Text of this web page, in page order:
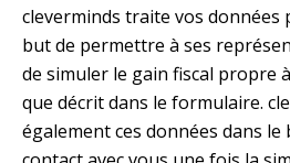
cleverminds traite vos données
but de permettre à ses
de simuler le gain fiscal propre
que décrit dans le formulaire.
également ces données dans